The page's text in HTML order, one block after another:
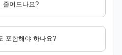
줄어드나요?
포함해야 하나요?